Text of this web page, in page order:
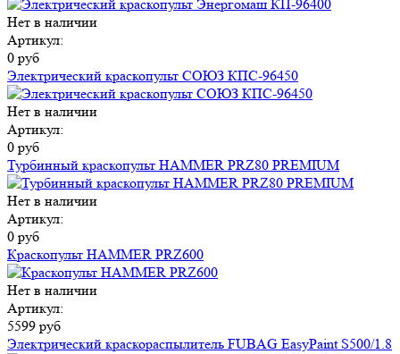
Нет в наличии
Артикул:
0 руб
Электрический краскопульт СОЮЗ КПС-96450
Нет в наличии
Артикул:
0 руб
Турбинный краскопульт HAMMER PRZ80 PREMIUM
Нет в наличии
Артикул:
0 руб
Краскопульт HAMMER PRZ600
Нет в наличии
Артикул:
5599 руб
Электрический краскораспылитель FUBAG EasyPaint S500/1.8